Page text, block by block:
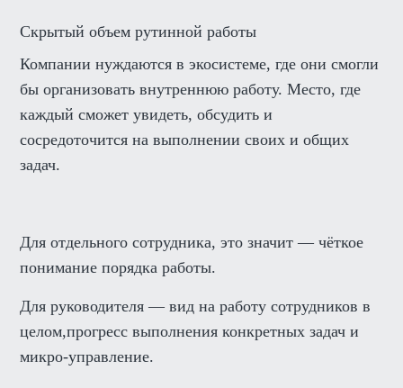
Скрытый объем рутинной работы
Компании нуждаются в экосистеме, где они смогли
бы организовать внутреннюю работу. Место, где
каждый сможет увидеть, обсудить и
сосредоточится на выполнении своих и общих
задач.
Для отдельного сотрудника, это значит — чёткое
понимание порядка работы.
Для руководителя — вид на работу сотрудников в
целом,прогресс выполнения конкретных задач и
микро-управление.